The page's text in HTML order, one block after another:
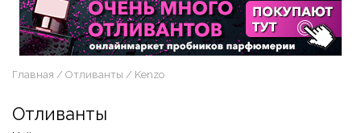
Главная Отливанты Kenzo
Отливанты